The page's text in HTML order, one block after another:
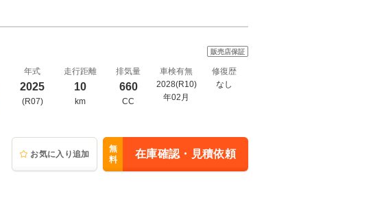
販売店保証
年式
2025
(R07)
走行距離
10
km
排気量
660
CC
車検有無
2028(R10)
年02月
修復歴
なし
お気に入り追加
無
料
在庫確認・見積依頼